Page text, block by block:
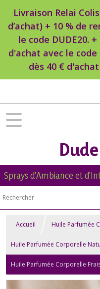
Livraison Relai
d’achat) + 10 % de
le code DUDE20.
d'achat avec le code
dès 40 €
Accueil Huile Parfumée
Huile Parfumée Corporelle
Huile Parfumée Corporelle
billes Naturel Artisanal Pour